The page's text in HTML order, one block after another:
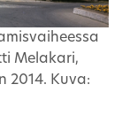
Melakari,
2014. Kuva: